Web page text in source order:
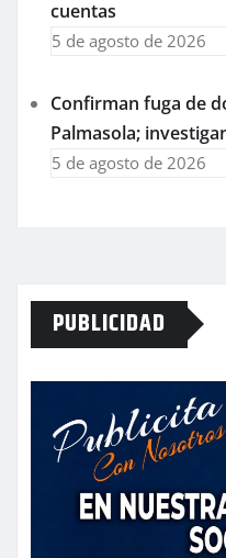
cuentas
5 de agosto de 2026
Confirman fuga de
Palmasola;
5 de agosto de 2026
PUBLICIDAD